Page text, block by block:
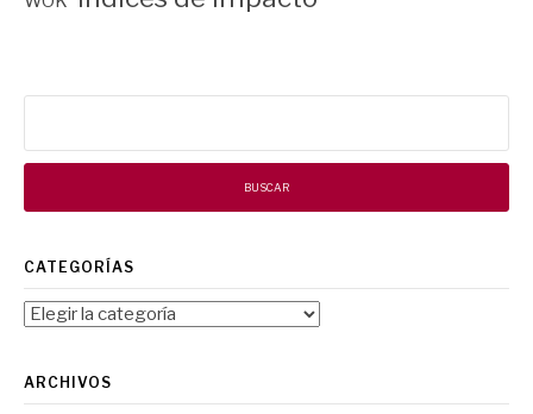
CATEGORÍAS
Categorías
ARCHIVOS